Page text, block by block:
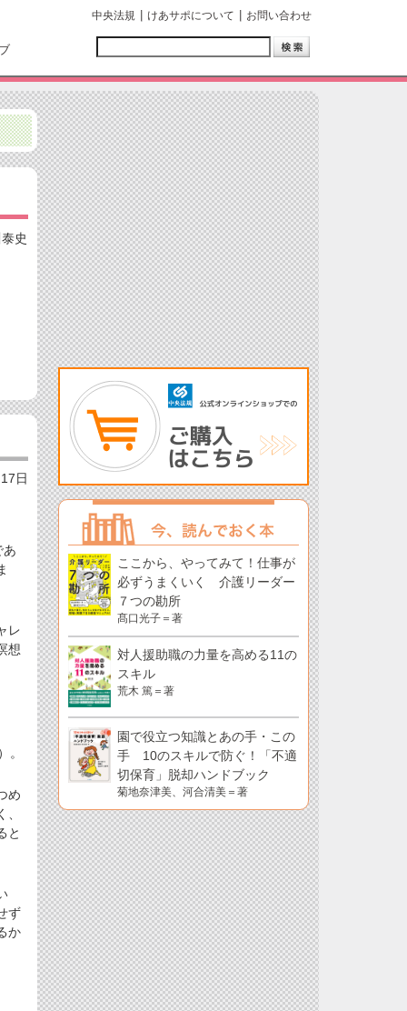
中央法規 けあサポについて お問い合わせ
史
日
あ
レ
想
め
と
ず
か
ここから、やってみて！仕事が
必ずうまくいく 介護リーダー
７つの勘所
髙口光子＝著
対人援助職の力量を高める11の
スキル
荒木 篤＝著
園で役立つ知識とあの手・この
手 10のスキルで防ぐ！「不適
切保育」脱却ハンドブック
菊地奈津美、河合清美＝著